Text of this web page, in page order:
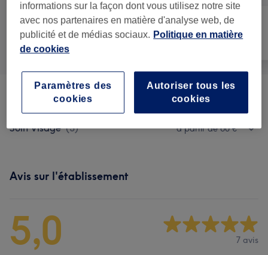
Coiffure Visage
10) à partir de 8 €
Soin Visage (3) à partir de 60 €
Avis sur l'établissement
5,0 7 avis
informations sur la façon dont vous utilisez notre site
avec nos partenaires en matière d'analyse web, de
publicité et de médias sociaux. Politique en matière
de cookies
Autoriser tous les
cookies
Paramètres des
cookies